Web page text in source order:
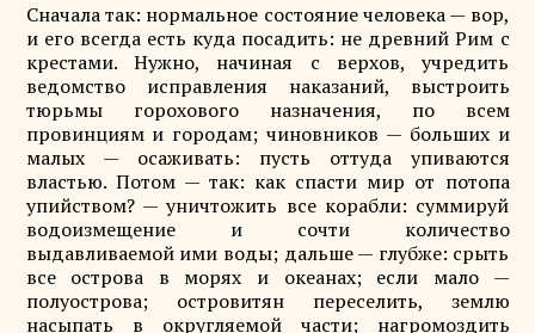
Сначала так: нормальное состояние человека — вор,
и его всегда есть куда посадить: не древний Рим с
крестами. Нужно, начиная с верхов, учредить
ведомство исправления наказаний, выстроить
тюрьмы горохового назначения, по всем
провинциям и городам; чиновников — больших и
малых — осаживать: пусть оттуда упиваются
властью. Потом — так: как спасти мир от потопа
упийством? — уничтожить все корабли: суммируй
водоизмещение и сочти количество
выдавливаемой ими воды; дальше — глубже: срыть
все острова в морях и океанах; если мало —
полуострова; островитян переселить, землю
насыпать в округляемой части; нагромоздить